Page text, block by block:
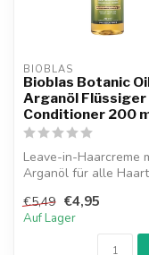
BIOBLAS
Bioblas Botanic
Arganöl Flüssiger
Conditioner 200
Leave-in-Haarcreme
Arganöl für alle
v...
€5,49 €4,95
Auf Lager